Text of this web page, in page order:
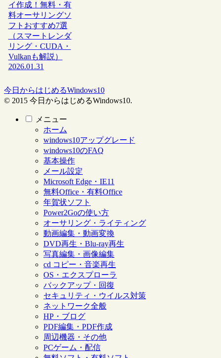
イ作成！無料・有
料オーサリングソ
フトおすすめ7選
（スマートレンダ
リング・CUDA・
Vulkanも解説）
2026.01.31
今日からはじめるWindows10
© 2015 今日からはじめるWindows10.
メニュー
ホーム
windows10アップグレード
windows10のFAQ
基本操作
メール設定
Microsoft Edge・IE11
無料Office・有料Office
年賀状ソフト
Power2Goの使い方
オーサリング・ライティング
動画編集・動画変換
DVD再生・Blu-ray再生
写真編集・画像編集
cd コピー・音楽再生
OS・エクスプローラ
バックアップ・回復
セキュリティ・ウイルス対策
ネットワーク全般
HP・ブログ
PDF編集・PDF作成
周辺機器・その他
PCゲーム・配信